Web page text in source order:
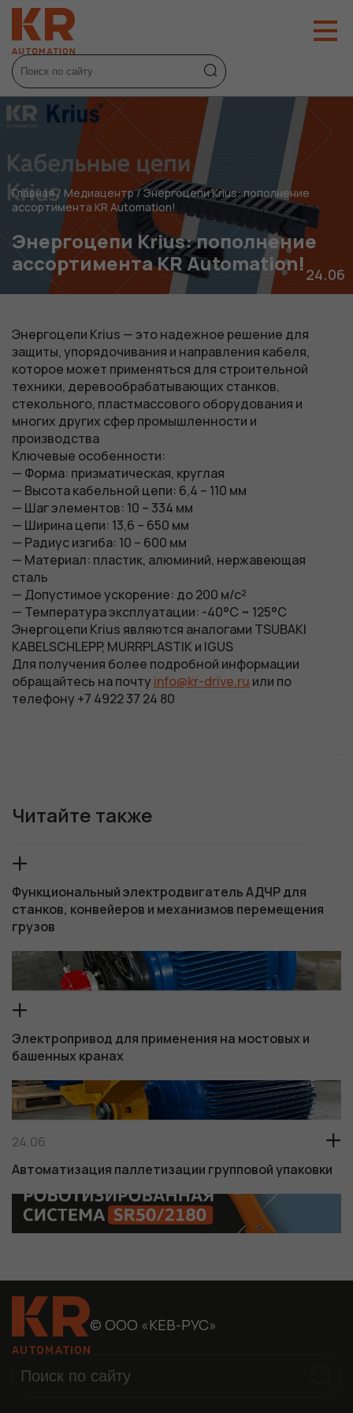
Главная/ Медиацентр/Энергоцепи Krius: пополнение
ассортимента KR Automation!
Энергоцепи Krius: пополнение
ассортимента KR Automation!24.06
Энергоцепи Krius — это надежное решение для
защиты, упорядочивания и направления кабеля,
которое может применяться для строительной
техники, деревообрабатывающих станков,
стекольного, пластмассового оборудования и
многих других сфер промышленности и
производства
Ключевые особенности:
— Форма: призматическая, круглая
— Высота кабельной цепи: 6,4 – 110 мм
— Шаг элементов: 10 – 334 мм
— Ширина цепи: 13,6 – 650 мм
— Радиус изгиба: 10 – 600 мм
— Материал: пластик, алюминий, нержавеющая
сталь
— Допустимое ускорение: до 200 м/с²
— Температура эксплуатации: -40°C ~ 125°C
Энергоцепи Krius являются аналогами TSUBAKI
KABELSCHLEPP, MURRPLASTIK и IGUS
Для получения более подробной информации
обращайтесь на почту info@kr-drive.ru или по
телефону +7 4922 37 24 80
Читайте также
Функциональный электродвигатель АДЧР для
станков, конвейеров и механизмов перемещения
грузов
Электропривод для применения на мостовых и
башенных кранах
24.06
Автоматизация паллетизации групповой упаковки
© ООО «КЕВ-РУС»
Обязательные
функционала и
статистики. Они